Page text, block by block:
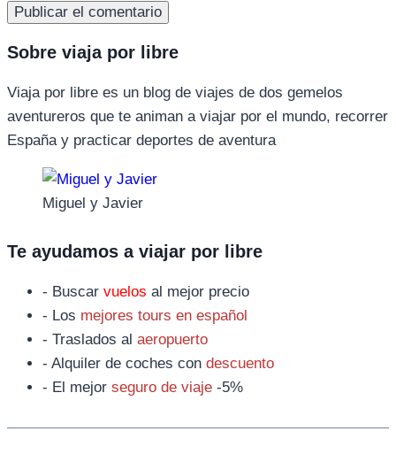
Sobre viaja por libre
Viaja por libre es un blog de viajes de dos gemelos
aventureros que te animan a viajar por el mundo, recorrer
España y practicar deportes de aventura
Miguel y Javier
Te ayudamos a viajar por libre
- Buscar vuelos al mejor precio
- Los mejores tours en español
- Traslados al aeropuerto
- Alquiler de coches con descuento
- El mejor seguro de viaje -5%